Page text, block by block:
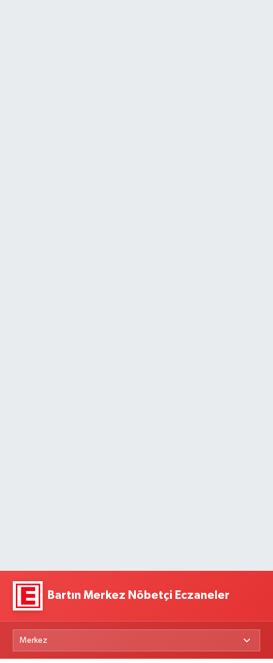
Bartın Merkez Nöbetçi Eczaneler